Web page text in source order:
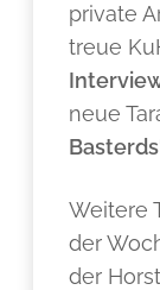
private
treue
neue
Weitere
der
der